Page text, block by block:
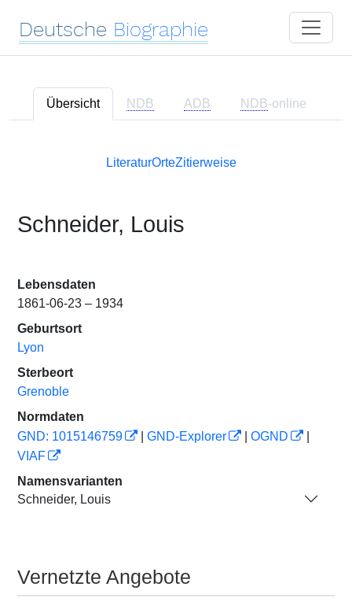
Deutsche Biographie
Übersicht NDB ADB NDB-online
LiteraturOrteZitierweise
Schneider, Louis
Lebensdaten
1861-06-23 – 1934
Geburtsort
Lyon
Sterbeort
Grenoble
Normdaten
GND: 1015146759
GND-Explorer OGND
VIAF
Namensvarianten
Schneider, Louis
Vernetzte Angebote